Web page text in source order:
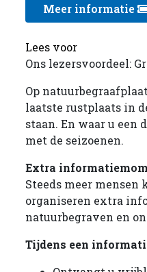
Meer informatie
Lees voor
Ons lezersvoordeel:
Op
laatste rustplaats in
staan. En waar u
met de seizoenen.
Extra
Steeds meer mensen
organiseren extra
natuurbegraven en
Tijdens een